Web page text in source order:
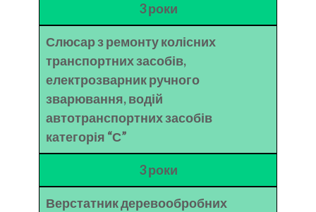
3 роки
Слюсар з ремонту колісних
транспортних засобів,
електрозварник ручного
зварювання, водій
автотранспортних засобів
категорія “С”
3 роки
Верстатник деревообробних